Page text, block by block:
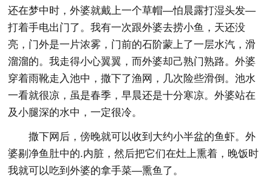
还在梦中时，外婆就戴上一个草帽—怕晨露打湿头发—
打着手电出门了。我有一次跟外婆去捞小鱼，天还没
亮，门外是一片浓雾，门前的石阶蒙上了一层水汽，滑
溜溜的。我走得小心翼翼，而外婆却己熟门熟路。外婆
穿着雨靴走入池中，撒下了渔网，几次险些滑倒。池水
一看就很凉，虽是春季，早晨还是十分寒凉。外婆站在
及小腿深的水中，一定很冷。
撒下网后，傍晚就可以收到大约小半盆的鱼虾。外
婆剔净鱼肚中的.内脏，然后把它们在灶上熏着，晚饭时
我就可以吃到外婆的拿手菜—熏鱼了。